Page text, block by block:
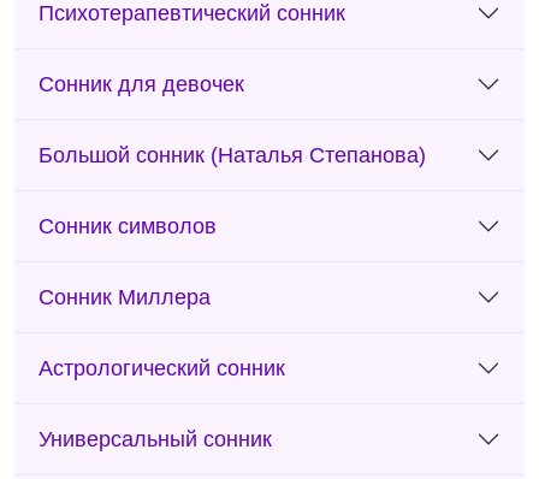
Психотерапевтический сонник
Сонник для девочек
Большой сонник (Наталья Степанова)
Сонник символов
Сонник Миллера
Астрологический сонник
Универсальный сонник